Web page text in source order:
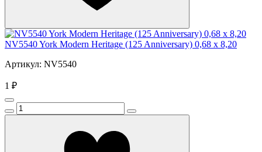
NV5540 York Modern Heritage (125 Anniversary) 0,68 x 8,20
Артикул: NV5540
1 ₽